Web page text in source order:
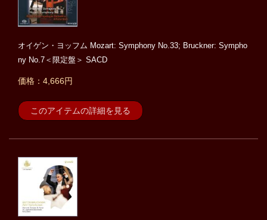
オイゲン・ヨッフム Mozart: Symphony No.33; Bruckner: Sympho
ny No.7＜限定盤＞ SACD
価格：4,666円
このアイテムの詳細を見る